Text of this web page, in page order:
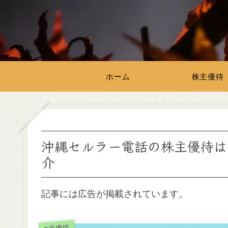
ホーム 株主優待
沖縄セルラー電話の株主優待
介
記事には広告が掲載されています。